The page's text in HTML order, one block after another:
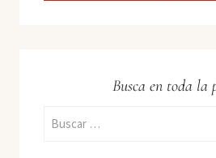
Busca en toda la
Buscar: